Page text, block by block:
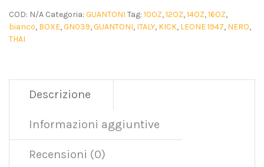
COD: N/A Categoria: GUANTONI Tag: 10OZ,12OZ,14OZ,16OZ,
bianco, BOXE,GN039,GUANTONI, ITALY, KICK, LEONE 1947, NERO,
THAI
Descrizione
Informazioni aggiuntive
Recensioni (0)